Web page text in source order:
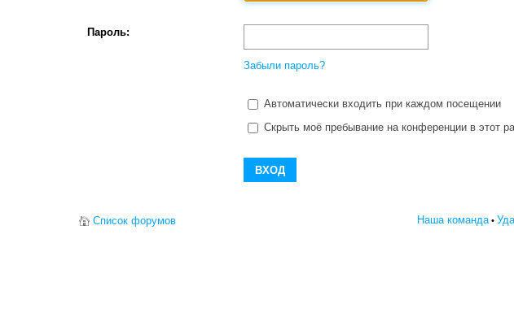
Пароль:
Забыли пароль?
Автоматически входить при каждом посещении
Скрыть моё пребывание на конференции в этот
Список форумов Наша команда •